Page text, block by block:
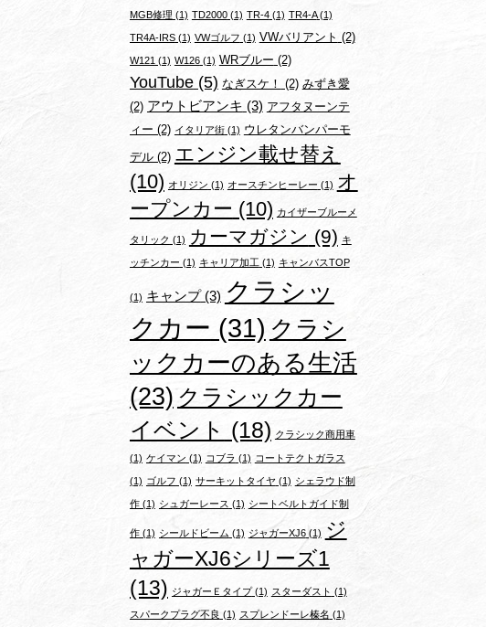
MGB修理 (1) TD2000(1) TR-4(1) TR4-A(1)
TR4A-IRS(1) VWゴルフ (1) VWバリアント (2)
W121 (1) W126(1) WRブルー (2)
YouTube(5) なぎスケ！ (2) みずき愛
(2) アウトビアンキ (3) アフタヌーンテ
ィー (2) イタリア街(1) ウレタンバンパーモ
デル(2) エンジン載せ替え
(10) オリジン (1) オースチンヒーレー (1) オ
ープンカー (10) カイザーブルーメ
タリック (1) カーマガジン (9) キ
ッチンカー (1) キャリア加工 (1) キャンバスTOP
(1) キャンプ(3) クラシッ
クカー (31) クラシ
ックカーのある生活
(23)クラシックカー
イベント (18) クラシック商用車
(1) ケイマン (1) コブラ (1) コートテクトガラス
(1) ゴルフ (1) サーキットタイヤ (1) シェラウド制
作 (1) シュガーレース (1) シートベルトガイド制
作 (1) シールドビーム (1) ジャガーXJ6(1) ジ
ャガーXJ6シリーズ1
(13) ジャガーＥタイプ(1) スターダスト (1)
スパークプラグ不良 (1) スプレンドーレ榛名 (1)